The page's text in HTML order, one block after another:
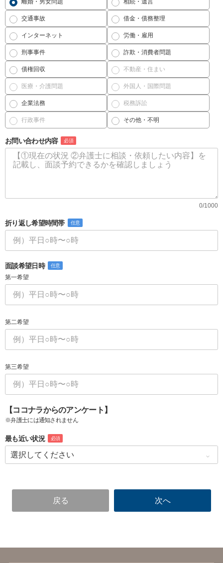
交通事故 借金・債務整理
インターネット 労働・雇用
刑事事件 詐欺・消費者問題
債権回収 不動産・住まい
医療・介護問題 外国人・国際問題
企業法務 税務訴訟
行政事件 その他・不明
お問い合わせ内容 必須
0/1000
折り返し希望時間帯 任意
面談希望日時 任意
第一希望
第二希望
第三希望
【ココナラからのアンケート】
※弁護士には通知されません
最も近い状況 必須